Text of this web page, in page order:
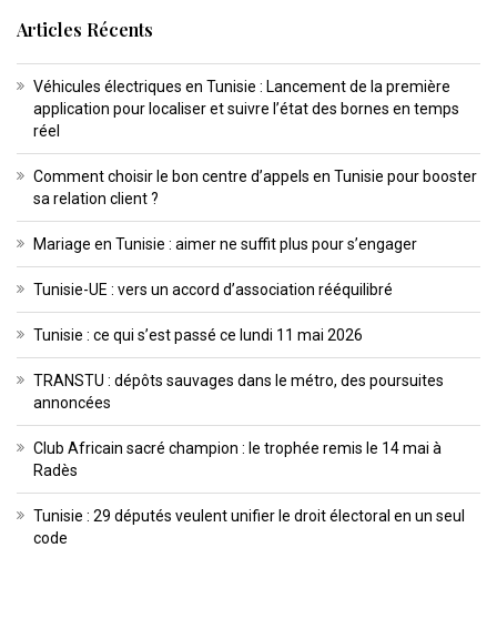
Articles Récents
Véhicules électriques en Tunisie : Lancement de la première
application pour localiser et suivre l’état des bornes en temps
réel
Comment choisir le bon centre d’appels en Tunisie pour booster
sa relation client ?
Mariage en Tunisie : aimer ne suffit plus pour s’engager
Tunisie-UE : vers un accord d’association rééquilibré
Tunisie : ce qui s’est passé ce lundi 11 mai 2026
TRANSTU : dépôts sauvages dans le métro, des poursuites
annoncées
Club Africain sacré champion : le trophée remis le 14 mai à
Radès
Tunisie : 29 députés veulent unifier le droit électoral en un seul
code